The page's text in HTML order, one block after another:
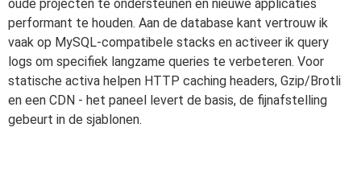
oude projecten te ondersteunen en nieuwe applicaties
performant te houden. Aan de database kant vertrouw ik
vaak op MySQL-compatibele stacks en activeer ik query
logs om specifiek langzame queries te verbeteren. Voor
statische activa helpen HTTP caching headers, Gzip/Brotli
en een CDN - het paneel levert de basis, de fijnafstelling
gebeurt in de sjablonen.